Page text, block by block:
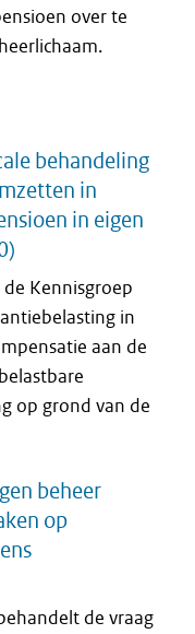
over te
behandeling
in
in eigen
Kennisgroep
in
aan de
op grond van de
beheer
op
de vraag